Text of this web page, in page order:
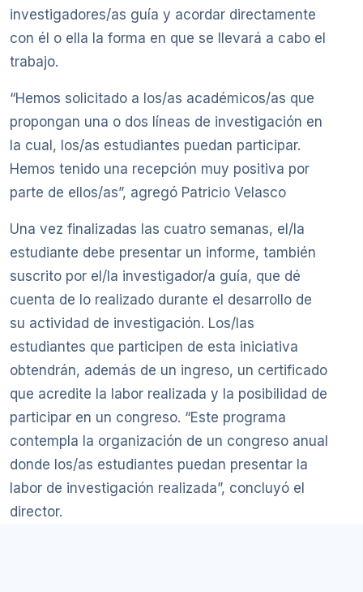
investigadores/as guía y acordar directamente
con él o ella la forma en que se llevará a cabo el
trabajo.
“Hemos solicitado a los/as académicos/as que
propongan una o dos líneas de investigación en
la cual, los/as estudiantes puedan participar.
Hemos tenido una recepción muy positiva por
parte de ellos/as”, agregó Patricio Velasco
Una vez finalizadas las cuatro semanas, el/la
estudiante debe presentar un informe, también
suscrito por el/la investigador/a guía, que dé
cuenta de lo realizado durante el desarrollo de
su actividad de investigación. Los/las
estudiantes que participen de esta iniciativa
obtendrán, además de un ingreso, un certificado
que acredite la labor realizada y la posibilidad de
participar en un congreso. “Este programa
contempla la organización de un congreso anual
donde los/as estudiantes puedan presentar la
labor de investigación realizada”, concluyó el
director.